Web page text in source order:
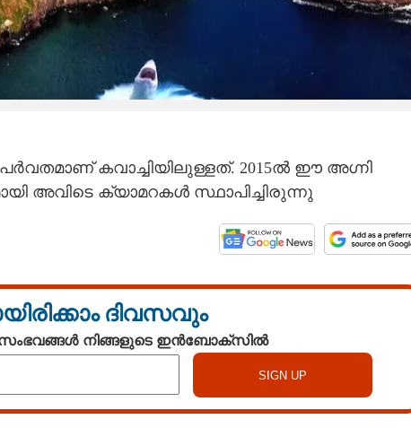
കവാച്ചിയിലുള്ളത്. 2015ൽ ഈ അഗ്നി
അവിടെ ക്യാമറകൾ സ്ഥാപിച്ചിരുന്നു
ദിവസവും
നിങ്ങളുടെ ഇൻബോക്സിൽ